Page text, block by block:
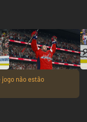
jogo não estão